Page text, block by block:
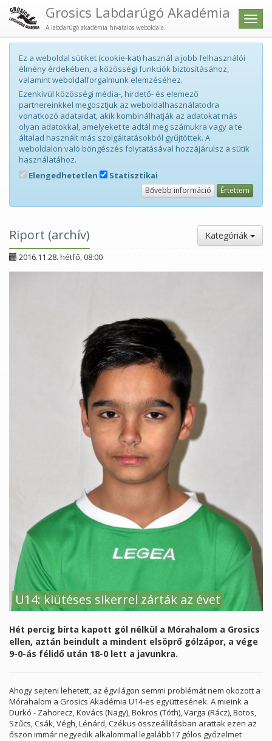
Menü
Grosics Labdarúgó Akadémia
A labdarúgó akadémia hivatalos weboldala.
Ez a weboldal sütiket (cookie-kat) használ a jobb felhasználói
élmény érdekében, a közösségi funkciók biztosításához,
valamint weboldalforgalmunk elemzéséhez.
Ezenkívül közösségi média-, hirdető- és elemező
partnereinkkel megosztjuk az weboldalhasználatodra
vonatkozó adataidat, akik kombinálhatják az adatokat más
olyan adatokkal, amelyeket te adtál meg számukra vagy a te
általad használt más szolgáltatásokból gyűjtöttek. A
weboldalon való böngészés folytatásával hozzájárulsz a sütik
használatához.
Elengedhetetlen
Statisztikai
Bővebb információ Értettem
Riport (archív) Kategóriák
2016.11.28. hétfő, 08:00
U14: kiütéses sikerrel zárták az évet
Hét percig bírta kapott gól nélkül a Mórahalom a Grosics
ellen, aztán beindult a mindent elsöprő gólzápor, a vége
9-0-ás félidő után 18-0 lett a javunkra.
Ahogy sejteni lehetett, az égvilágon semmi problémát nem okozott a
Mórahalom a Grosics Akadémia U14-es együttesének. A mieink a
Durkó - Zahorecz, Kovács (Nagy), Bokros (Tóth), Varga (Rácz), Botos,
Szűcs, Csák, Végh, Lénárd, Czékus összeállításban arattak ezen az
őszön immár negyedik alkalommal legalább17 gólos győzelmet